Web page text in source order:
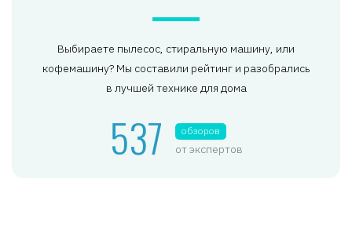
Выбираете пылесос, стиральную машину, или
кофемашину? Мы составили рейтинг и разобрались
в лучшей технике для дома
537 обзоров
от экспертов